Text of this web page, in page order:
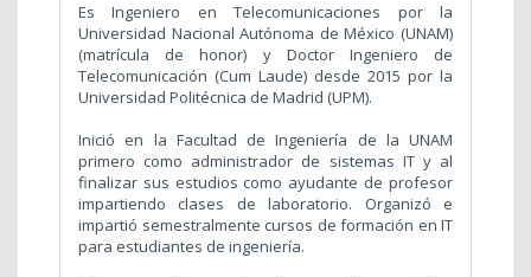
Es Ingeniero en Telecomunicaciones por la
Universidad Nacional Autónoma de México (UNAM)
(matrícula de honor) y Doctor Ingeniero de
Telecomunicación (Cum Laude) desde 2015 por la
Universidad Politécnica de Madrid (UPM).
Inició en la Facultad de Ingeniería de la UNAM
primero como administrador de sistemas IT y al
finalizar sus estudios como ayudante de profesor
impartiendo clases de laboratorio. Organizó e
impartió semestralmente cursos de formación en IT
para estudiantes de ingeniería.